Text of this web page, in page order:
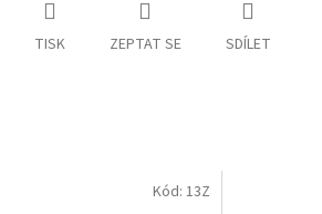
TISK ZEPTAT SE SDÍLET
Kód:13Z